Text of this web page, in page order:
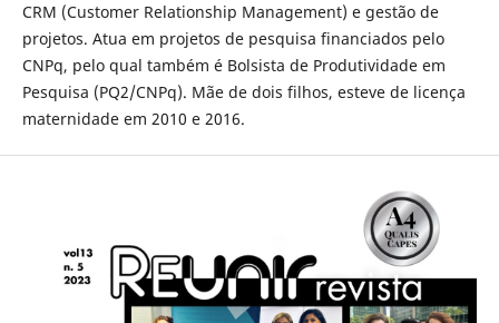
CRM (Customer Relationship Management) e gestão de
projetos. Atua em projetos de pesquisa financiados pelo
CNPq, pelo qual também é Bolsista de Produtividade em
Pesquisa (PQ2/CNPq). Mãe de dois filhos, esteve de licença
maternidade em 2010 e 2016.